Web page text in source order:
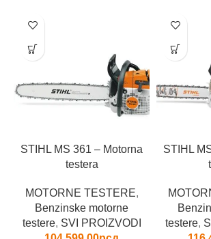
STIHL MS 361 – Motorna
testera
MOTORNE TESTERE,
Benzinske motorne
testere, SVI PROIZVODI
STIHL
testere,